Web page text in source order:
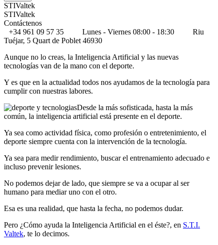
STIValtek
STIValtek
Contáctenos
+34 961 09 57 35
Lunes - Viernes 08:00 - 18:30
Riu
Tuéjar, 5 Quart de Poblet 46930
Aunque no lo creas, la Inteligencia Artificial y las nuevas
tecnologías van de la mano con el deporte.
Y es que en la actualidad todos nos ayudamos de la tecnología para
cumplir con nuestras labores.
Desde la más sofisticada, hasta la más
común, la inteligencia artificial está presente en el deporte.
Ya sea como actividad física, como profesión o entretenimiento, el
deporte siempre cuenta con la intervención de la tecnología.
Ya sea para medir rendimiento, buscar el entrenamiento adecuado e
incluso prevenir lesiones.
No podemos dejar de lado, que siempre se va a ocupar al ser
humano para mediar uno con el otro.
Esa es una realidad, que hasta la fecha, no podemos dudar.
Pero ¿Cómo ayuda la Inteligencia Artificial en el éste?, en S.T.I.
Valtek, te lo decimos.